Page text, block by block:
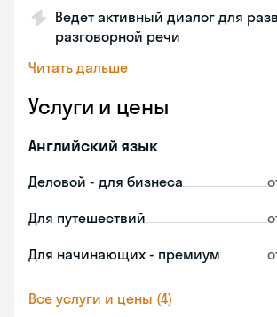
Ведет активный диалог для
разговорной речи
Читать дальше
Услуги и цены
Английский язык
Деловой - для бизнеса
Для путешествий
Для начинающих - премиум
Все услуги и цены (4)